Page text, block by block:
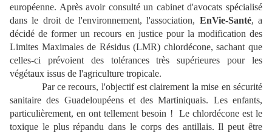
européenne. Après avoir consulté un cabinet d'avocats spécialisé
dans le droit de l'environnement, l'association, EnVie-Santé, a
décidé de former un recours en justice pour la modification des
Limites Maximales de Résidus (LMR) chlordécone, sachant que
celles-ci prévoient des tolérances très supérieures pour les
végétaux issus de l'agriculture tropicale.
Par ce recours, l'objectif est clairement la mise en sécurité
sanitaire des Guadeloupéens et des Martiniquais. Les enfants,
particulièrement, en ont tellement besoin ! Le chlordécone est le
toxique le plus répandu dans le corps des antillais. Il peut être